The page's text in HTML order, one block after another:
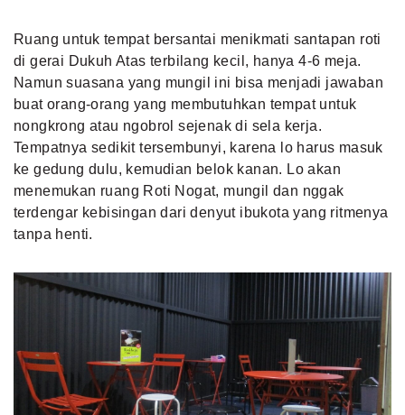
Ruang untuk tempat bersantai menikmati santapan roti
di gerai Dukuh Atas terbilang kecil, hanya 4-6 meja.
Namun suasana yang mungil ini bisa menjadi jawaban
buat orang-orang yang membutuhkan tempat untuk
nongkrong atau ngobrol sejenak di sela kerja.
Tempatnya sedikit tersembunyi, karena lo harus masuk
ke gedung dulu, kemudian belok kanan. Lo akan
menemukan ruang Roti Nogat, mungil dan nggak
terdengar kebisingan dari denyut ibukota yang ritmenya
tanpa henti.